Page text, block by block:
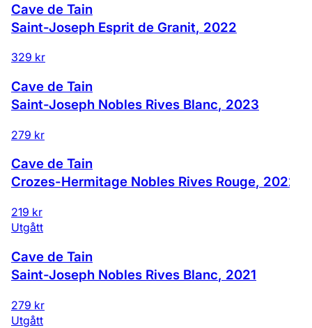
Cave de Tain
Saint-Joseph Esprit de Granit, 2022
329 kr
Cave de Tain
Saint-Joseph Nobles Rives Blanc, 2023
279 kr
Cave de Tain
Crozes-Hermitage Nobles Rives Rouge, 2022
219 kr
Utgått
Cave de Tain
Saint-Joseph Nobles Rives Blanc, 2021
279 kr
Utgått